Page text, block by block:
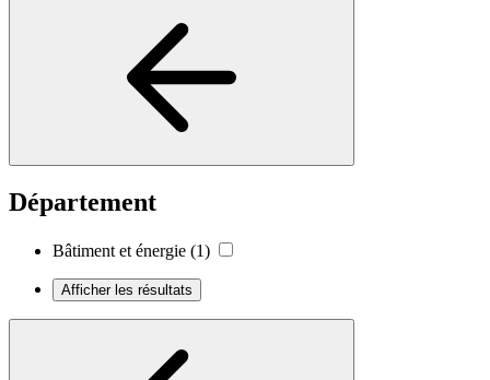
Département
Bâtiment et énergie (1)
Afficher les résultats